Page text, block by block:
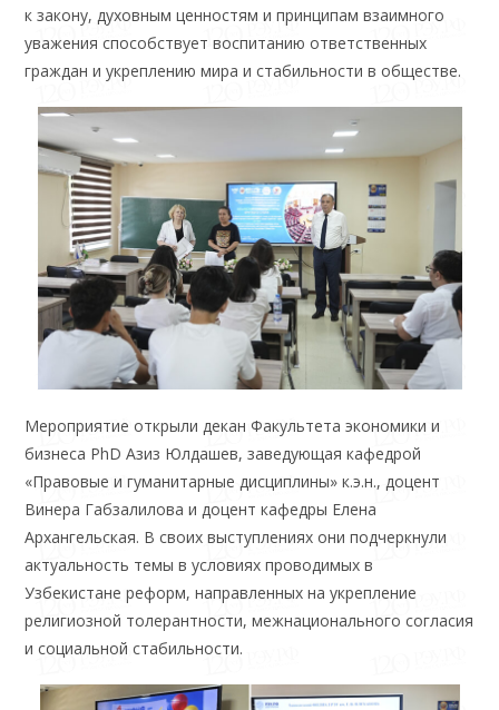
к закону, духовным ценностям и принципам взаимного
уважения способствует воспитанию ответственных
граждан и укреплению мира и стабильности в обществе.
Мероприятие открыли декан Факультета экономики и
бизнеса PhD Азиз Юлдашев, заведующая кафедрой
«Правовые и гуманитарные дисциплины» к.э.н., доцент
Винера Габзалилова и доцент кафедры Елена
Архангельская. В своих выступлениях они подчеркнули
актуальность темы в условиях проводимых в
Узбекистане реформ, направленных на укрепление
религиозной толерантности, межнационального согласия
и социальной стабильности.